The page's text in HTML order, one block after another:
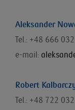
Aleksander
Tel.: +48 666
e-mail:
Robert
Tel.: +48 722